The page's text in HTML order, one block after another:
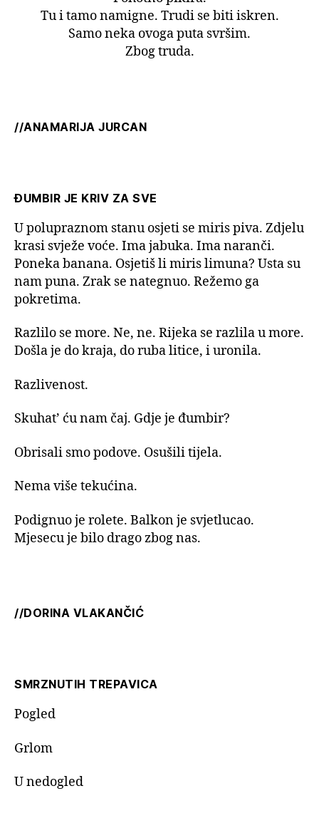
Tu i tamo namigne. Trudi se biti iskren.
Samo neka ovoga puta svršim.
Zbog truda.
//ANAMARIJA JURCAN
ĐUMBIR JE KRIV ZA SVE
U polupraznom stanu osjeti se miris piva. Zdjelu
krasi svježe voće. Ima jabuka. Ima naranči.
Poneka banana. Osjetiš li miris limuna? Usta su
nam puna. Zrak se nategnuo. Režemo ga
pokretima.
Razlilo se more. Ne, ne. Rijeka se razlila u more.
Došla je do kraja, do ruba litice, i uronila.
Razlivenost.
Skuhat’ ću nam čaj. Gdje je đumbir?
Obrisali smo podove. Osušili tijela.
Nema više tekućina.
Podignuo je rolete. Balkon je svjetlucao.
Mjesecu je bilo drago zbog nas.
//DORINA VLAKANČIĆ
SMRZNUTIH TREPAVICA
Pogled
Grlom
U nedogled